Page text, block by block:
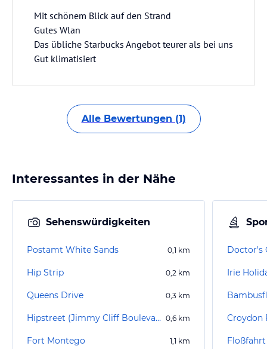
Mit schönem Blick auf den Strand
Gutes Wlan
Das übliche Starbucks Angebot teurer als bei uns
Gut klimatisiert
Alle Bewertungen (1)
Interessantes in der Nähe
Sehenswürdigkeiten
Postamt White Sands 0,1 km
Hip Strip 0,2 km
Queens Drive 0,3 km
Hipstreet (Jimmy Cliff Boulevard) 0,6 km
Fort Montego 1,1 km
Doctor's
Irie
Croydon